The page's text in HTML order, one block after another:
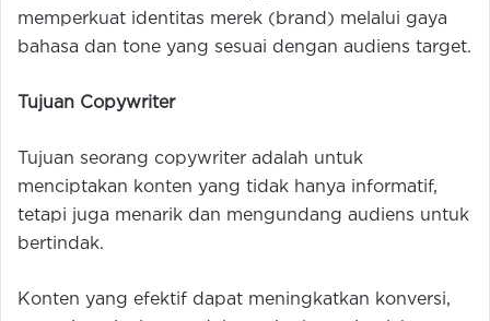
memperkuat identitas merek (brand) melalui gaya
bahasa dan tone yang sesuai dengan audiens target.
Tujuan Copywriter
Tujuan seorang copywriter adalah untuk
menciptakan konten yang tidak hanya informatif,
tetapi juga menarik dan mengundang audiens untuk
bertindak.
Konten yang efektif dapat meningkatkan konversi,